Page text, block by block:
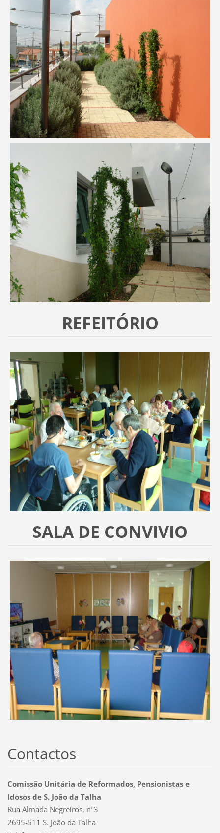
REFEITÓRIO
SALA DE CONVIVIO
Contactos
Comissão Unitária de Reformados, Pensionistas e
Idosos de S. João da Talha
Rua Almada Negreiros, nº3
2695-511 S. João da Talha